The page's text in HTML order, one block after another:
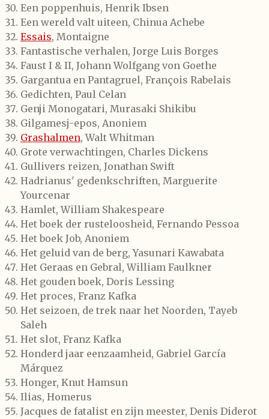
Een poppenhuis, Henrik Ibsen
Een wereld valt uiteen, Chinua Achebe
Essais, Montaigne
Fantastische verhalen, Jorge Luis Borges
Faust I & II, Johann Wolfgang von Goethe
Gargantua en Pantagruel, François Rabelais
Gedichten, Paul Celan
Genji Monogatari, Murasaki Shikibu
Gilgamesj-epos, Anoniem
Grashalmen, Walt Whitman
Grote verwachtingen, Charles Dickens
Gullivers reizen, Jonathan Swift
Hadrianus' gedenkschriften, Marguerite
Yourcenar
Hamlet, William Shakespeare
Het boek der rusteloosheid, Fernando Pessoa
Het boek Job, Anoniem
Het geluid van de berg, Yasunari Kawabata
Het Geraas en Gebral, William Faulkner
Het gouden boek, Doris Lessing
Het proces, Franz Kafka
Het seizoen, de trek naar het Noorden, Tayeb
Saleh
Het slot, Franz Kafka
Honderd jaar eenzaamheid, Gabriel García
Márquez
Honger, Knut Hamsun
Ilias, Homerus
Jacques de fatalist en zijn meester, Denis Diderot